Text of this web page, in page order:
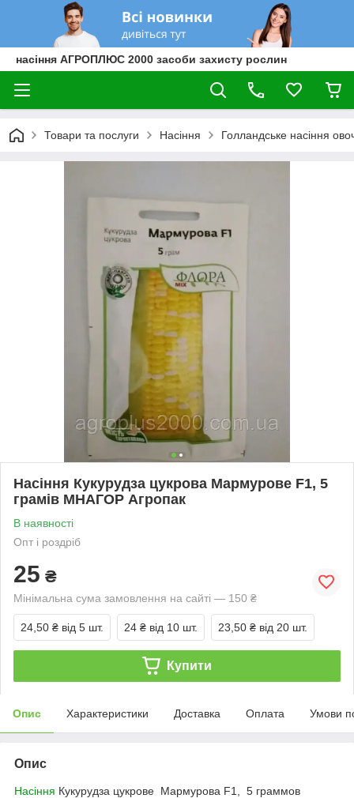
насіння АГРОПЛЮС 2000 засоби захисту рослин
Товари та послуги Насіння Голландське насіння
Насіння Кукурудза цукрова Мармурове F1, 5
грамів МНАГОР Агропак
В наявності
Опт і роздріб
25 ₴
Мінімальна сума замовлення на сайті — 150 ₴
24,50 ₴ від 5 шт. 24 ₴ від 10 шт. 23,50 ₴ від 20 шт.
Купити
Опис Характеристики Доставка Оплата Умови
Опис
Насіння Кукурудза цукрове Мармурова F1, 5 граммов